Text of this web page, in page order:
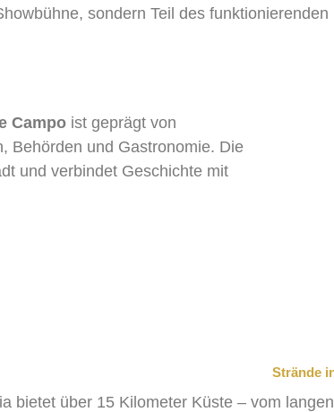
sondern Teil des
Campo ist geprägt von
Behörden und Gastronomie. Die
und verbindet Geschichte mit
Strände
bietet über 15 Kilometer Küste – vom